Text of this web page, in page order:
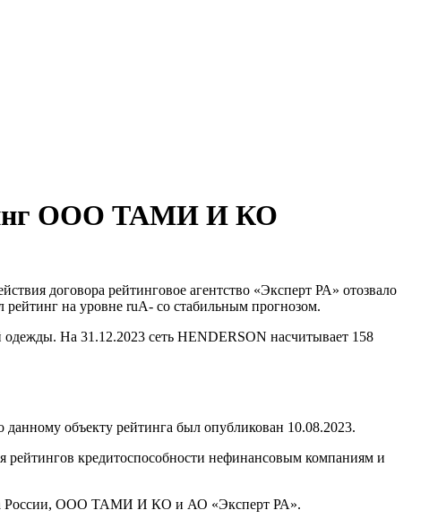
ООО ТАМИ И КО
договора рейтинговое агентство «Эксперт РА» отозвало
рейтинг на уровне ruА- со стабильным прогнозом.
На 31.12.2023 сеть HENDERSON насчитывает 158
объекту рейтинга был опубликован 10.08.2023.
кредитоспособности нефинансовым компаниям и
России, ООО ТАМИ И КО и АО «Эксперт РА».